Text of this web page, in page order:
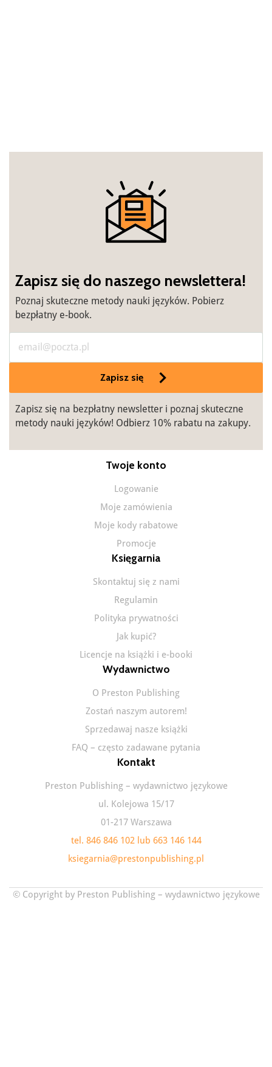
Zapisz się do naszego newslettera!
Poznaj skuteczne metody nauki języków. Pobierz
bezpłatny e-book.
Zapisz się
Zapisz się na bezpłatny newsletter i poznaj skuteczne
metody nauki języków! Odbierz 10% rabatu na zakupy.
Twoje konto
Logowanie
Moje zamówienia
Moje kody rabatowe
Promocje
Księgarnia
Skontaktuj się z nami
Regulamin
Polityka prywatności
Jak kupić?
Licencje na książki i e-booki
Wydawnictwo
O Preston Publishing
Zostań naszym autorem!
Sprzedawaj nasze książki
FAQ – często zadawane pytania
Kontakt
Preston Publishing – wydawnictwo językowe
ul. Kolejowa 15/17
01-217 Warszawa
tel. 846 846 102 lub 663 146 144
ksiegarnia@prestonpublishing.pl
© Copyright by Preston Publishing – wydawnictwo językowe